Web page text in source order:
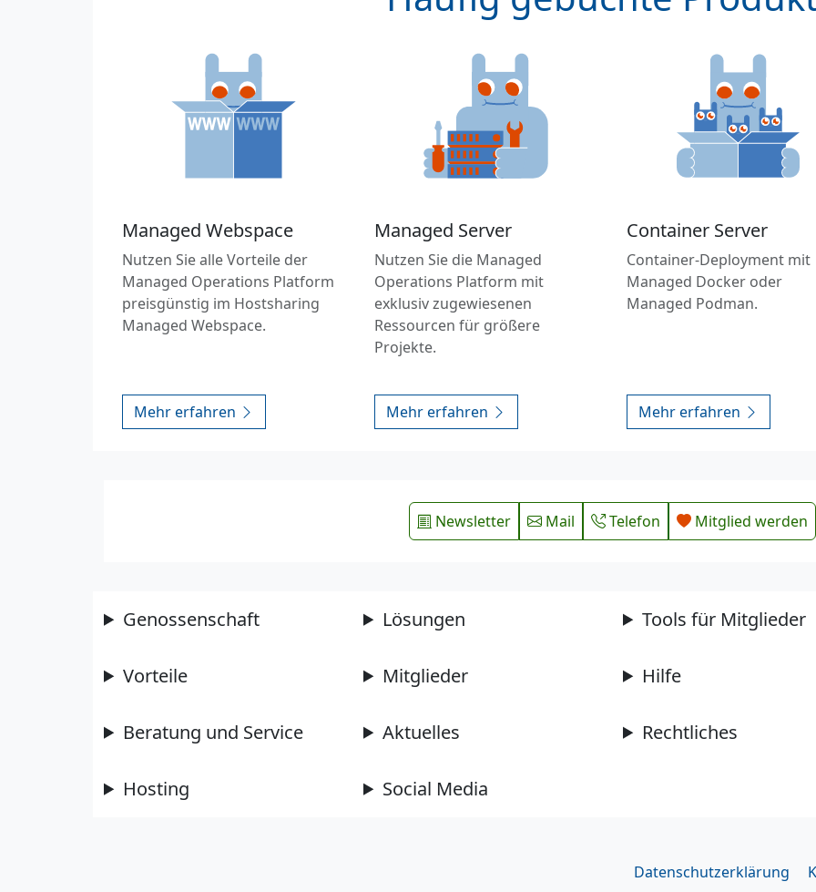
Managed Webspace
Nutzen Sie alle Vorteile der
Managed Operations Platform
preisgünstig im Hostsharing
Managed Webspace.
Mehr erfahren
Managed Server
Nutzen Sie die Managed
Operations Platform mit
exklusiv zugewiesenen
Ressourcen für größere
Projekte.
Mehr erfahren
Container Server
Container-Deployment mit
Managed Docker oder
Managed Podman.
Mehr erfahren
Newsletter Mail Telefon Mitglied werden
Genossenschaft
Vorteile
Beratung und Service
Hosting
Lösungen
Mitglieder
Aktuelles
Social Media
Tools für Mitglieder
Hilfe
Rechtliches
Datenschutzerklärung